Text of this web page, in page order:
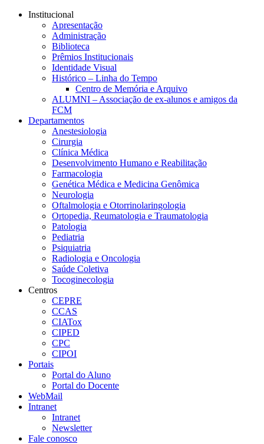
Conteúdo principal
Institucional
Apresentação
Administração
Biblioteca
Prêmios Institucionais
Identidade Visual
Histórico – Linha do Tempo
Centro de Memória e Arquivo
ALUMNI – Associação de ex-alunos e amigos da
FCM
Departamentos
Anestesiologia
Cirurgia
Clínica Médica
Desenvolvimento Humano e Reabilitação
Farmacologia
Genética Médica e Medicina Genômica
Neurologia
Oftalmologia e Otorrinolaringologia
Ortopedia, Reumatologia e Traumatologia
Patologia
Pediatria
Psiquiatria
Radiologia e Oncologia
Saúde Coletiva
Tocoginecologia
Centros
CEPRE
CCAS
CIATox
CIPED
CPC
CIPOI
Portais
Portal do Aluno
Portal do Docente
WebMail
Intranet
Intranet
Newsletter
Fale conosco